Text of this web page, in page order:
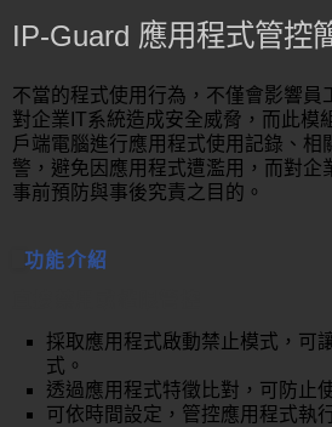
IP-Guard 應用程式管控
不當的程式使用行為，不僅會影響員
對企業IT系統造成安全威脅，而此模
戶端電腦進行應用程式使用記錄、相
警，避免因應用程式遭濫用，而對企
事前預防與事後究責之目的。
功能介紹
採取應用程式啟動禁止模式，可
式。
透過應用程式特徵比對，可防止
可依時間設定，管控應用程式執